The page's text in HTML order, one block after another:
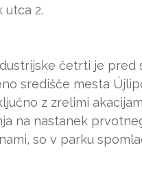
utca 2.
četrti je pred
središče mesta
z zrelimi
na nastanek
so v parku